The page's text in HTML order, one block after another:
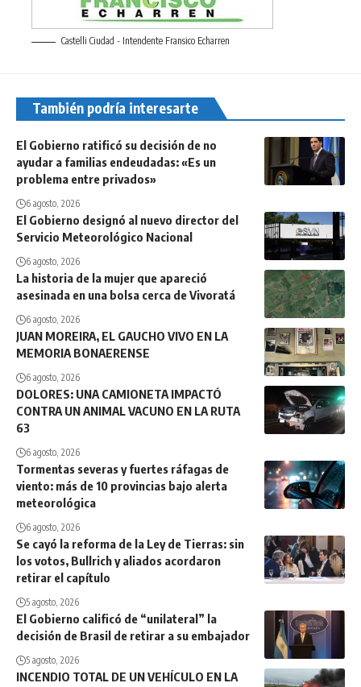
Castelli Ciudad - Intendente Fransico Echarren
También podría interesarte
El Gobierno ratificó su decisión de no
ayudar a familias endeudadas: «Es un
problema entre privados»
6 agosto, 2026
El Gobierno designó al nuevo director del
Servicio Meteorológico Nacional
6 agosto, 2026
La historia de la mujer que apareció
asesinada en una bolsa cerca de Vivoratá
6 agosto, 2026
JUAN MOREIRA, EL GAUCHO VIVO EN LA
MEMORIA BONAERENSE
6 agosto, 2026
DOLORES: UNA CAMIONETA IMPACTÓ
CONTRA UN ANIMAL VACUNO EN LA RUTA
63
6 agosto, 2026
Tormentas severas y fuertes ráfagas de
viento: más de 10 provincias bajo alerta
meteorológica
6 agosto, 2026
Se cayó la reforma de la Ley de Tierras: sin
los votos, Bullrich y aliados acordaron
retirar el capítulo
5 agosto, 2026
El Gobierno calificó de “unilateral” la
decisión de Brasil de retirar a su embajador
5 agosto, 2026
INCENDIO TOTAL DE UN VEHÍCULO EN LA